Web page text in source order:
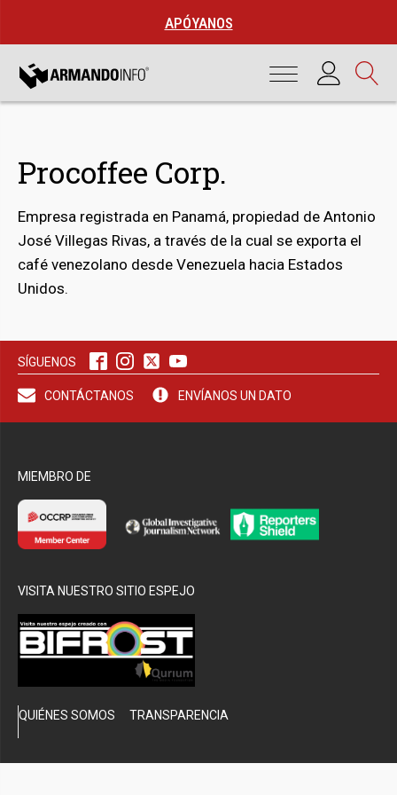
APÓYANOS
Procoffee Corp.
Empresa registrada en Panamá, propiedad de Antonio
José Villegas Rivas, a través de la cual se exporta el
café venezolano desde Venezuela hacia Estados
Unidos.
SÍGUENOS
CONTÁCTANOS ENVÍANOS UN DATO
MIEMBRO DE
VISITA NUESTRO SITIO ESPEJO
QUIÉNES SOMOS TRANSPARENCIA